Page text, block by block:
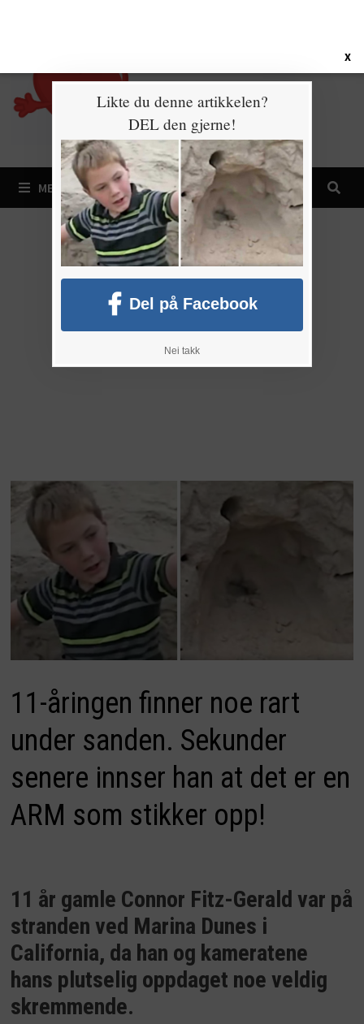
MENY
11-åringen finner noe rart
under sanden. Sekunder
senere innser han at det er en
ARM som stikker opp!
11 år gamle Connor Fitz-Gerald var på
stranden ved Marina Dunes i
California, da han og kameratene
hans plutselig oppdaget noe veldig
skremmende.
X
Likte du denne artikkelen?
DEL den gjerne!
Del på Facebook
Nei takk